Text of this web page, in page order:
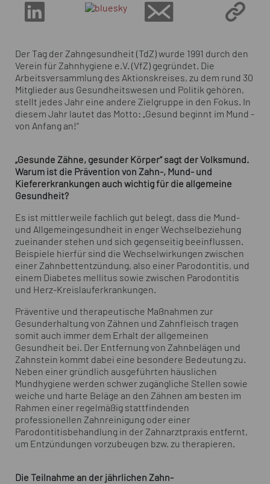
Der Tag der Zahngesundheit (TdZ) wurde 1991 durch den
Verein für Zahnhygiene e.V. (VfZ) gegründet. Die
Arbeitsversammlung des Aktionskreises, zu dem rund 30
Mitglieder aus Gesundheitswesen und Politik gehören,
stellt jedes Jahr eine andere Zielgruppe in den Fokus. In
diesem Jahr lautet das Motto: „Gesund beginnt im Mund -
von Anfang an!“
„Gesunde Zähne, gesunder Körper“ sagt der Volksmund.
Warum ist die Prävention von Zahn-, Mund- und
Kiefererkrankungen auch wichtig für die allgemeine
Gesundheit?
Es ist mittlerweile fachlich gut belegt, dass die Mund-
und Allgemeingesundheit in enger Wechselbeziehung
zueinander stehen und sich gegenseitig beeinflussen.
Beispiele hierfür sind die Wechselwirkungen zwischen
einer Zahnbettentzündung, also einer Parodontitis, und
einem Diabetes mellitus sowie zwischen Parodontitis
und Herz-Kreislauferkrankungen.
Präventive und therapeutische Maßnahmen zur
Gesunderhaltung von Zähnen und Zahnfleisch tragen
somit auch immer dem Erhalt der allgemeinen
Gesundheit bei. Der Entfernung von Zahnbelägen und
Zahnstein kommt dabei eine besondere Bedeutung zu.
Neben einer gründlich ausgeführten häuslichen
Mundhygiene werden schwer zugängliche Stellen sowie
weiche und harte Beläge an den Zähnen am besten im
Rahmen einer regelmäßig stattfindenden
professionellen Zahnreinigung oder einer
Parodontitisbehandlung in der Zahnarztpraxis entfernt,
um Entzündungen vorzubeugen bzw. zu therapieren.
Die Teilnahme an der jährlichen Zahn-